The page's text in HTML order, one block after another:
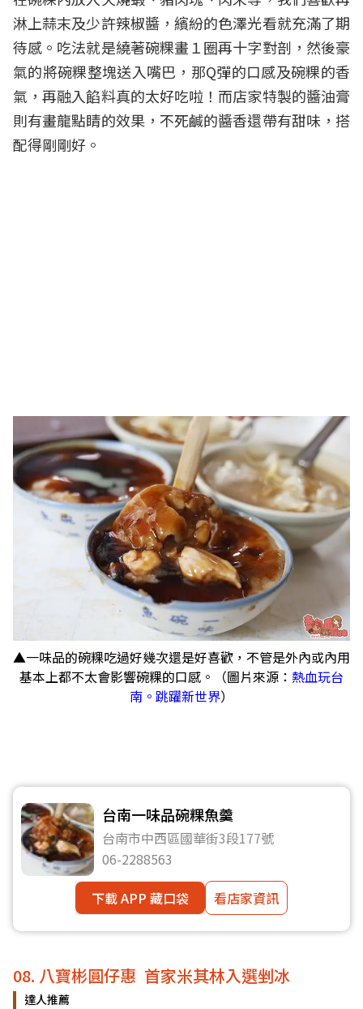
淋上蒜末及少許辣椒醬，繽紛的色澤光看就充滿了期
待感。吃法就是繞著碗粿畫１圈再十字對剖，然後豪
氣的將碗粿整塊送入嘴巴，那Q彈的口感及碗粿的香
氣，再融入餡料真的太好吃啦！而店家特製的醬油膏
則有畫龍點睛的效果，不死鹹的醬香還帶有甜味，搭
配得剛剛好。
▲一味品的碗粿吃過好幾次還是好喜歡，不管是外內或內用
基本上都不太會影響碗粿的口感。（圖片來源： 熱血玩台
南。跳躍新世界）
台南一味品碗粿魚羹
台南市中西區國華街3段177號
06-2288563
下載 APP 藏口袋
看店家資訊
08. 八寶彬圓仔惠 首家米其林入選剉冰
達人推薦